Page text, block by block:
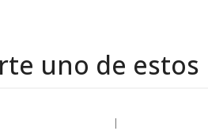
uno de estos
|